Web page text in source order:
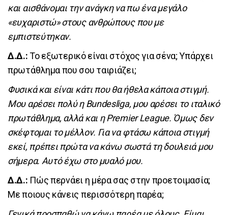
και αισθάνομαι την ανάγκη να πω ένα μεγάλο
«ευχαριστώ» στους ανθρώπους που με
εμπιστεύτηκαν.
Δ.Δ.:Το εξωτερικό είναι στόχος για σένα; Υπάρχει
πρωτάθλημα που σου ταιριάζει;
Φυσικά και είναι κάτι που θα ήθελα κάποια στιγμή.
Μου αρέσει πολύ η Bundesliga, μου αρέσει το ιταλικό
πρωτάθλημα, αλλά και η Premier League. Όμως δεν
σκέφτομαι το μέλλον. Για να φτάσω κάποια στιγμή
εκεί, πρέπει πρώτα να κάνω σωστά τη δουλειά μου
σήμερα. Αυτό έχω στο μυαλό μου.
Δ.Δ.: Πώς περνάει η μέρα σας στην προετοιμασία;
Με ποιους κάνεις περισσότερη παρέα;